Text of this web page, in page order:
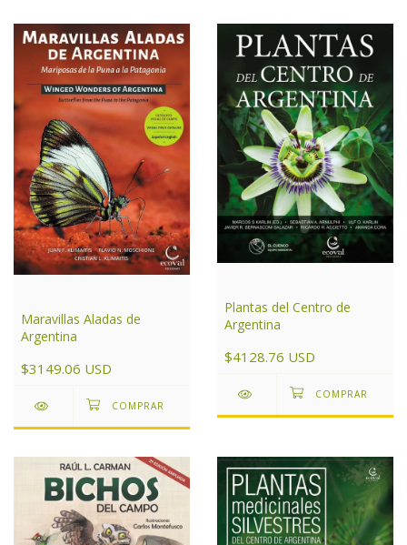
Maravillas Aladas de
Argentina
$3149.06 USD
Plantas del Centro de
Argentina
$4128.76 USD